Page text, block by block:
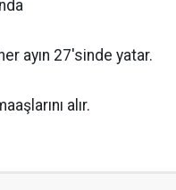
ayın 27'sinde yatar.
alır.